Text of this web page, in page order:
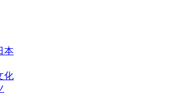
本
化